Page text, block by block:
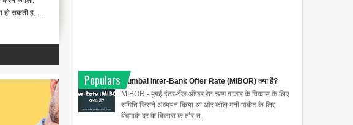
हो सकती है, ...
Populars
Mumbai Inter-Bank Offer Rate (MIBOR) क्या है?
MIBOR - मुंबई इंटर-बैंक ऑफर रेट ऋण बाजार के विकास के लिए
समिति जिसने अध्ययन किया था और कॉल मनी मार्केट के लिए
बेंचमार्क दर के विकास के तौर-त...